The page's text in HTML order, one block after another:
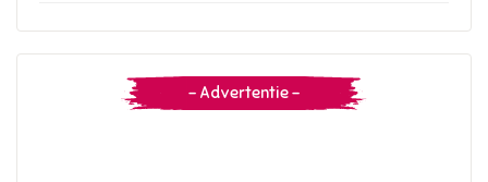
– Advertentie –